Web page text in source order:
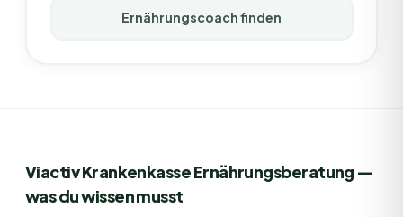
Ernährungscoach finden
Viactiv KrankenkasseErnährungsberatung —
was du wissen musst